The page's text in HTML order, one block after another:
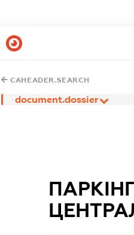
CAHEADER.SEARCH
document.dossier